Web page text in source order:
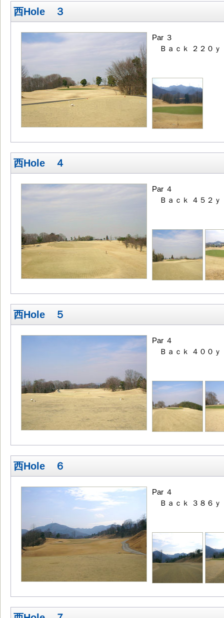
西Hole ３
Par ３
Ｂａｃｋ ２２０
西Hole ４
Par ４
Ｂａｃｋ ４５２
西Hole ５
Par ４
Ｂａｃｋ ４００
西Hole ６
Par ４
Ｂａｃｋ ３８６